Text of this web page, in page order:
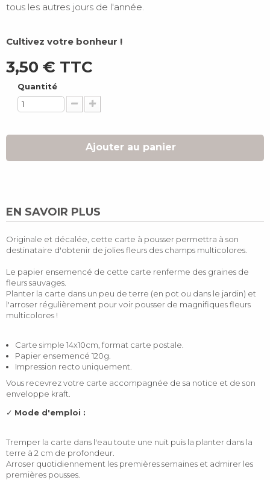
tous les autres jours de l'année.
Cultivez votre bonheur !
3,50 € TTC
Quantité
Ajouter au panier
EN SAVOIR PLUS
Originale et décalée, cette carte à pousser permettra à son
destinataire d'obtenir de jolies fleurs des champs multicolores.
Le papier ensemencé de cette carte renferme des graines de
fleurs sauvages.
Planter la carte dans un peu de terre (en pot ou dans le jardin) et
l'arroser régulièrement pour voir pousser de magnifiques fleurs
multicolores !
Carte simple 14x10cm, format carte postale.
Papier ensemencé 120g.
Impression recto uniquement.
Vous recevrez votre carte accompagnée de sa notice et de son
enveloppe kraft.
✓ Mode d'emploi :
Tremper la carte dans l'eau toute une nuit puis la planter dans la
terre à 2 cm de profondeur.
Arroser quotidiennement les premières semaines et admirer les
premières pousses.